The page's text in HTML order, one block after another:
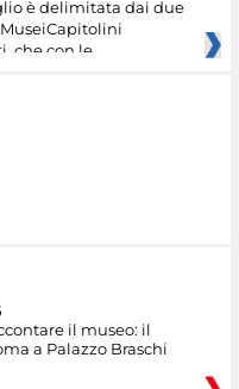
è delimitata dai due
che con le
il museo: il
a Palazzo Braschi